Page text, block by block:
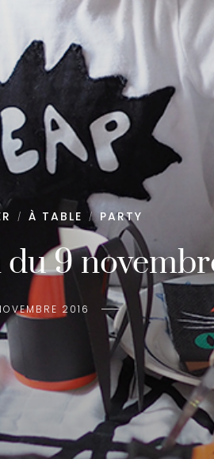
/ À TABLE / PARTY
9
2016